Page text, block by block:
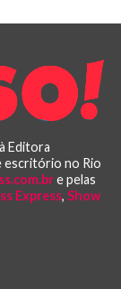
Editora
escritório no Rio
e pelas
Express, Show